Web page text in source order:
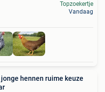
Topzoekertje
Vandaag
hennen ruime keuze